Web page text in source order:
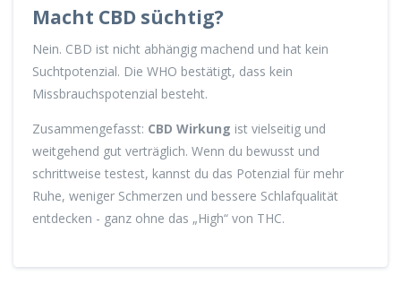
Macht CBD süchtig?
Nein. CBD ist nicht abhängig machend und hat kein
Suchtpotenzial. Die WHO bestätigt, dass kein
Missbrauchspotenzial besteht.
Zusammengefasst: CBD Wirkung ist vielseitig und
weitgehend gut verträglich. Wenn du bewusst und
schrittweise testest, kannst du das Potenzial für mehr
Ruhe, weniger Schmerzen und bessere Schlafqualität
entdecken - ganz ohne das „High“ von THC.